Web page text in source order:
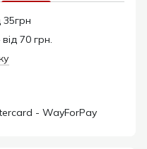
35грн
70 грн.
- WayForPay